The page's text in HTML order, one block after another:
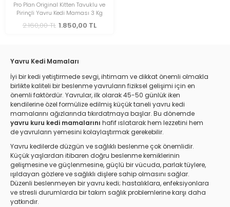
Pro Plan Original Kitten Tavuklu ve
Pirinçli Yavru Kedi Maması 3 Kg
2.160,00 TL 1.850,00 TL
Yavru Kedi Mamaları
İyi bir kedi yetiştirmede sevgi, ihtimam ve dikkat önemli olmakla
birlikte kaliteli bir beslenme yavruların fiziksel gelişimi için en
önemli faktördür. Yavrular, ilk olarak 45-50 günlük iken
kendilerine özel formülize edilmiş küçük taneli yavru kedi
mamalarını ağızlarında tıkırdatmaya başlar. Bu dönemde
yavru kuru kedi mamalarını hafif ıslatarak hem lezzetini hem
de yavruların yemesini kolaylaştırmak gerekebilir.
Yavru kedilerde düzgün ve sağlıklı beslenme çok önemlidir.
Küçük yaşlardan itibaren doğru beslenme kemiklerinin
gelişmesine ve güçlenmesine, güçlü bir vücuda, parlak tüylere,
ışıldayan gözlere ve sağlıklı dişlere sahip olmasını sağlar.
Düzenli beslenmeyen bir yavru kedi; hastalıklara, enfeksiyonlara
ve stresli durumlarda bir takım sağlık problemlerine karşı daha
yatkındır.